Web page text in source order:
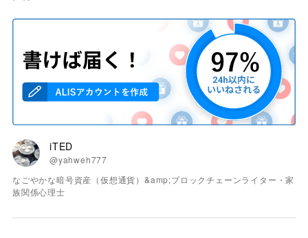
iTED
@yahweh777
なごやかな暗号資産（仮想通貨）&amp;ブロックチェーンライター・家
族関係心理士